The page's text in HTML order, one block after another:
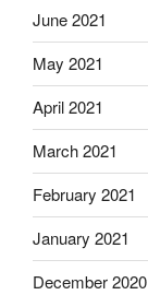
June 2021
May 2021
April 2021
March 2021
February 2021
January 2021
December 2020